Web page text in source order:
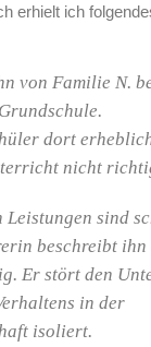
erhielt ich
von Familie N.
dort
nicht
Leistungen sind
beschreibt ihn
Er stört den
in der
isoliert.